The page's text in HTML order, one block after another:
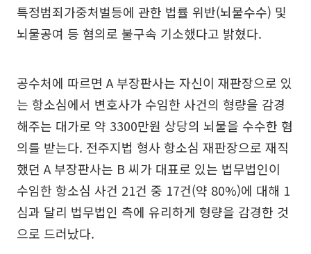
특정범죄가중처벌등에 관한 법률 위반(뇌물수수) 및
뇌물공여 등 혐의로 불구속 기소했다고 밝혔다.
공수처에 따르면 A 부장판사는 자신이 재판장으로 있
는 항소심에서 변호사가 수임한 사건의 형량을 감경
해주는 대가로 약 3300만원 상당의 뇌물을 수수한 혐
의를 받는다. 전주지법 형사 항소심 재판장으로 재직
했던 A 부장판사는 B 씨가 대표로 있는 법무법인이
수임한 항소심 사건 21건 중 17건(약 80%)에 대해 1
심과 달리 법무법인 측에 유리하게 형량을 감경한 것
으로 드러났다.